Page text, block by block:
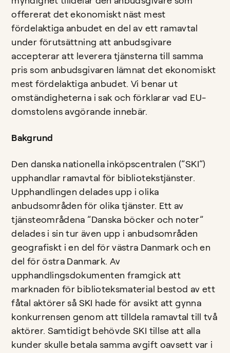
offererat det ekonomiskt näst mest
fördelaktiga anbudet en del av ett ramavtal
under förutsättning att anbudsgivare
accepterar att leverera tjänsterna till samma
pris som anbudsgivaren lämnat det ekonomiskt
mest fördelaktiga anbudet. Vi benar ut
omständigheterna i sak och förklarar vad EU-
domstolens avgörande innebär.
Bakgrund
Den danska nationella inköpscentralen (”SKI”)
upphandlar ramavtal för bibliotekstjänster.
Upphandlingen delades upp i olika
anbudsområden för olika tjänster. Ett av
tjänsteområdena ”Danska böcker och noter”
delades i sin tur även upp i anbudsområden
geografiskt i en del för västra Danmark och en
del för östra Danmark. Av
upphandlingsdokumenten framgick att
marknaden för biblioteksmaterial bestod av ett
fåtal aktörer så SKI hade för avsikt att gynna
konkurrensen genom att tilldela ramavtal till två
aktörer. Samtidigt behövde SKI tillse att alla
kunder skulle betala samma avgift oavsett var i